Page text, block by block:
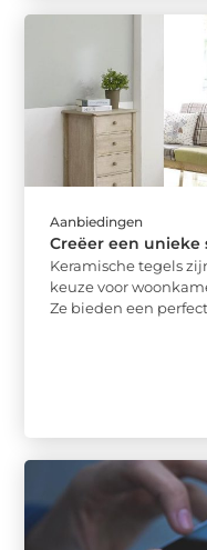
Aanbiedingen
Creëer een
Keramische tegels
keuze voor
Ze bieden een